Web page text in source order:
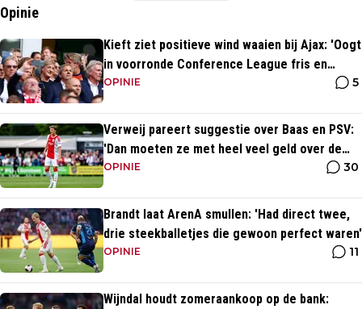
Opinie
Kieft ziet positieve wind waaien bij Ajax: 'Oogt
in voorronde Conference League fris en
energiek'
OPINIE 5
Verweij pareert suggestie over Baas en PSV:
'Dan moeten ze met heel veel geld over de
brug komen'
OPINIE 30
Brandt laat ArenA smullen: 'Had direct twee,
drie steekballetjes die gewoon perfect waren'
OPINIE 11
Wijndal houdt zomeraankoop op de bank: